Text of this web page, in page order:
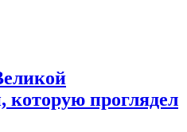
которую проглядел